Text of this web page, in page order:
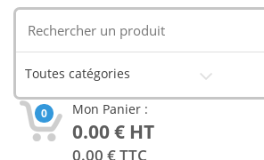
Toutes catégories
0 Mon Panier :
0.00€ HT
0.00 € TTC